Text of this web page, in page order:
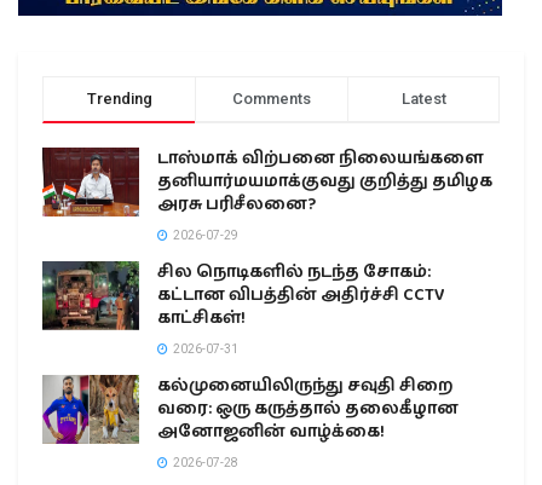
Trending Comments Latest
டாஸ்மாக் விற்பனை நிலையங்களை
தனியார்மயமாக்குவது குறித்து தமிழக
அரசு பரிசீலனை?
2026-07-29
சில நொடிகளில் நடந்த சோகம்:
கட்டான விபத்தின் அதிர்ச்சி CCTV
காட்சிகள்!
2026-07-31
கல்முனையிலிருந்து சவுதி சிறை
வரை: ஒரு கருத்தால் தலைகீழான
அனோஜனின் வாழ்க்கை!
2026-07-28